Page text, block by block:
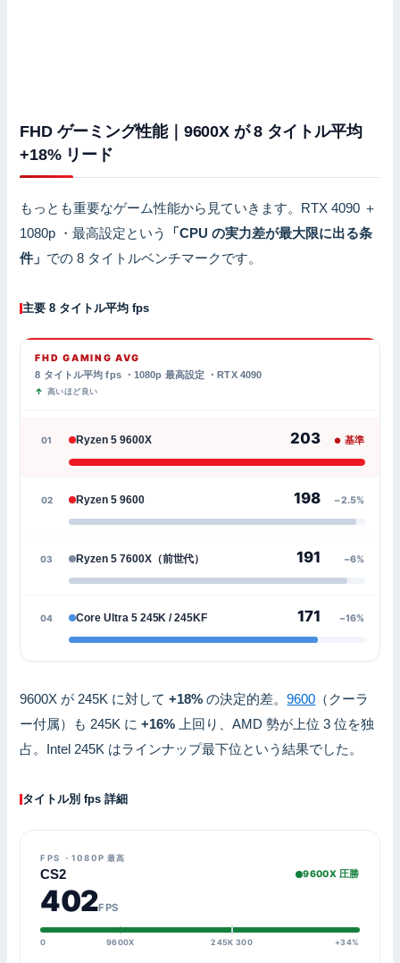
FHD ゲーミング性能｜9600X が 8 タイトル平均
+18% リード
もっとも重要なゲーム性能から見ていきます。RTX 4090 ＋
1080p ・最高設定という
「CPU の実力差が最大限に出る条
件」 での 8 タイトルベンチマークです。
主要 8 タイトル平均 fps
FHD GAMING AVG
8 タイトル平均 fps ・1080p 最高設定 ・RTX 4090
高いほど良い
01 Ryzen 5 9600X 203 基準
02 Ryzen 5 9600 198 −2.5%
03 Ryzen 5 7600X（前世代） 191 −6%
04 Core Ultra 5 245K / 245KF 171 −16%
9600X が 245K に対して+18% の決定的差。9600 （クーラ
ー付属）も 245K に+16% 上回り、AMD 勢が上位 3 位を独
占。Intel 245K はラインナップ最下位という結果でした。
タイトル別 fps 詳細
FPS ・1080P 最高
CS2 9600X 圧勝
402FPS
0 9600X 245K 300 +34%